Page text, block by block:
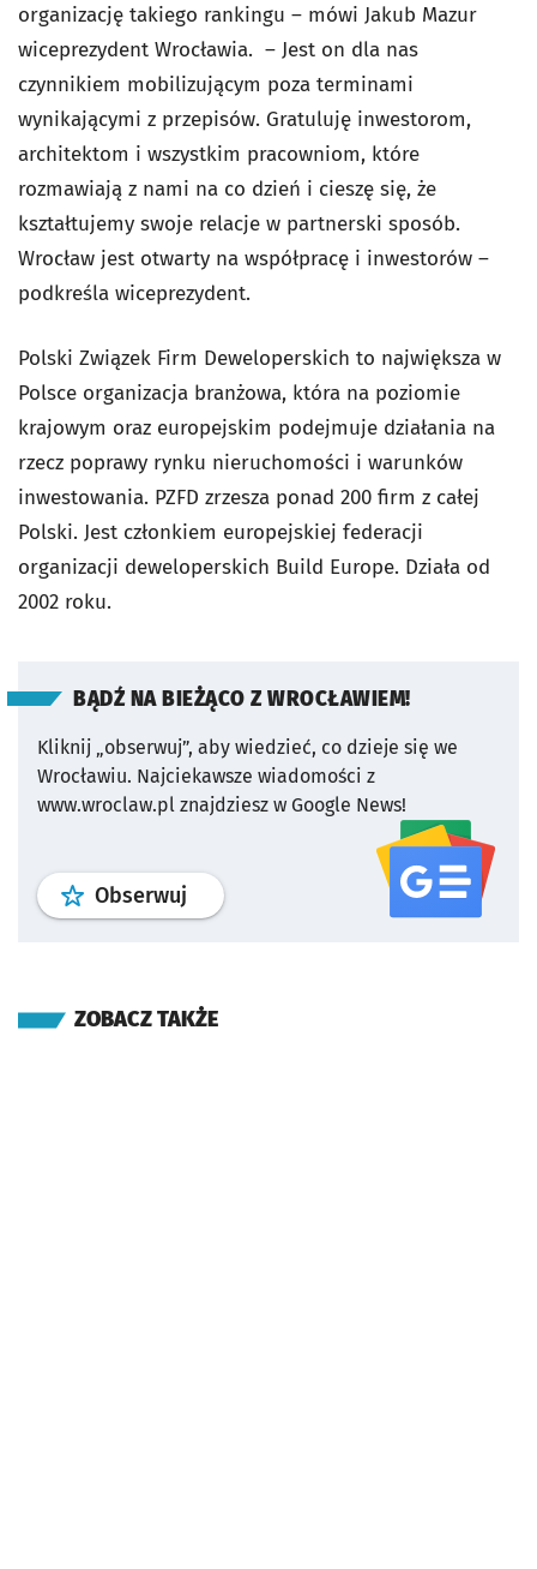
organizację takiego rankingu – mówi Jakub Mazur
wiceprezydent Wrocławia. – Jest on dla nas
czynnikiem mobilizującym poza terminami
wynikającymi z przepisów. Gratuluję inwestorom,
architektom i wszystkim pracowniom, które
rozmawiają z nami na co dzień i cieszę się, że
kształtujemy swoje relacje w partnerski sposób.
Wrocław jest otwarty na współpracę i inwestorów –
podkreśla wiceprezydent.
Polski Związek Firm Deweloperskich to największa w
Polsce organizacja branżowa, która na poziomie
krajowym oraz europejskim podejmuje działania na
rzecz poprawy rynku nieruchomości i warunków
inwestowania. PZFD zrzesza ponad 200 firm z całej
Polski. Jest członkiem europejskiej federacji
organizacji deweloperskich Build Europe. Działa od
2002 roku.
BĄDŹ NA BIEŻĄCO Z WROCŁAWIEM!
Kliknij „obserwuj”, aby wiedzieć, co dzieje się we
Wrocławiu. Najciekawsze wiadomości z
www.wroclaw.pl znajdziesz w Google News!
Obserwuj profil serwisu
ZOBACZ TAKŻE